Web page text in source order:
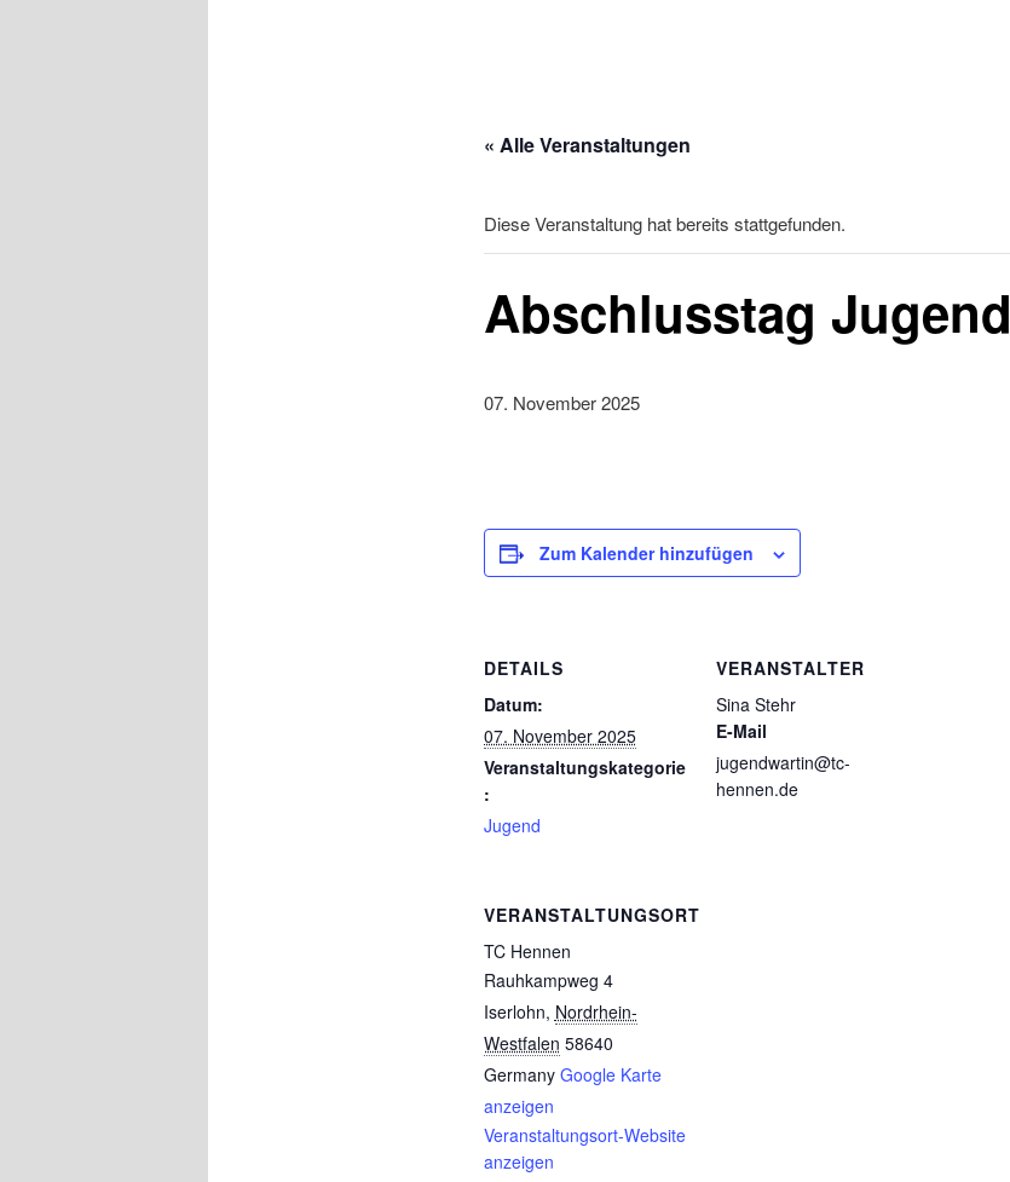
« Alle Veranstaltungen
Diese Veranstaltung hat bereits stattgefunden.
Abschlusstag Jugend
07. November 2025
Zum Kalender hinzufügen
DETAILS
Datum:
07. November 2025
Veranstaltungskategorie
:
Jugend
VERANSTALTER
Sina Stehr
E-Mail
jugendwartin@tc-
hennen.de
VERANSTALTUNGSORT
TC Hennen
Rauhkampweg 4
Iserlohn, Nordrhein-
Westfalen 58640
Germany Google Karte
anzeigen
Veranstaltungsort-Website
anzeigen